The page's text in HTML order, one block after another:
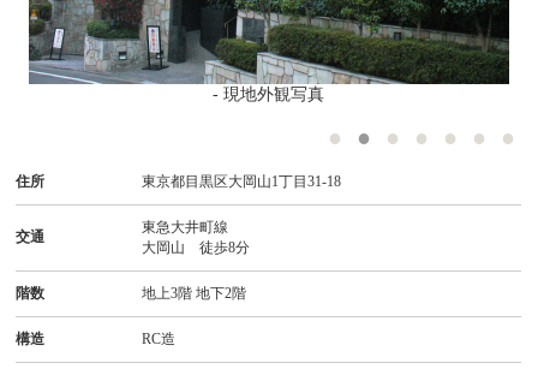
- 現地外観写真
住所 東京都目黒区大岡山1丁目31-18
交通
東急大井町線
大岡山 徒歩8分
階数 地上3階 地下2階
構造 RC造